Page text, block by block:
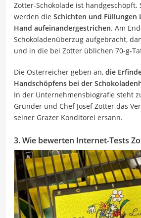
Zotter-Schokolade ist handgeschöpft.
werden die Schichten und Füllungen
Hand aufeinandergestrichen. Am
Schokoladenüberzug aufgebracht,
und in die bei Zotter üblichen 70-g-
Die Österreicher geben an, die
Handschöpfens bei der
In der Unternehmensbiografie steht
Gründer und Chef Josef Zotter das
seiner Grazer Konditorei ersann.
3. Wie bewerten Internet-Tests